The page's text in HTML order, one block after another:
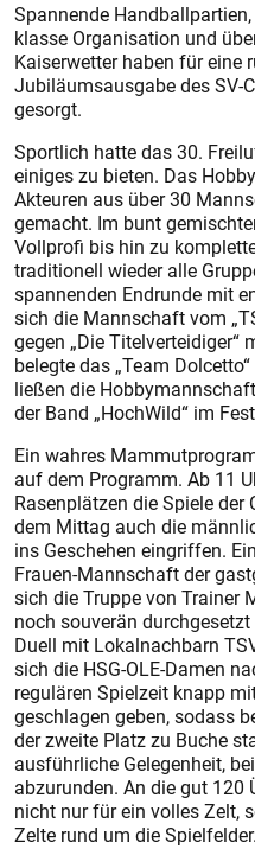
Spannende
klasse Organisation und
Kaiserwetter haben für eine
Jubiläumsausgabe des SV-
gesorgt.
Sportlich hatte das 30.
einiges zu bieten. Das
Akteuren aus über 30
gemacht. Im bunt
Vollprofi bis hin zu
traditionell wieder alle
spannenden Endrunde mit
sich die Mannschaft vom
gegen „Die Titelverteidiger“
belegte das „Team
ließen die
der Band „HochWild“ im
Ein wahres
auf dem Programm. Ab 11
Rasenplätzen die Spiele der
dem Mittag auch die
ins Geschehen eingriffen.
Frauen-Mannschaft der
sich die Truppe von Trainer
noch souverän
Duell mit Lokalnachbarn
sich die HSG-OLE-Damen
regulären Spielzeit knapp
geschlagen geben, sodass
der zweite Platz zu Buche
ausführliche Gelegenheit,
abzurunden. An die gut 120
nicht nur für ein volles Zelt,
Zelte rund um die Spielfelder.